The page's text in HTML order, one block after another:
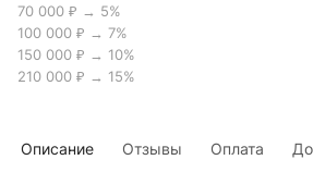
70 000 ₽ → 5%
100 000 ₽ → 7%
150 000 ₽ → 10%
210 000 ₽ → 15%
Описание Отзывы Оплата